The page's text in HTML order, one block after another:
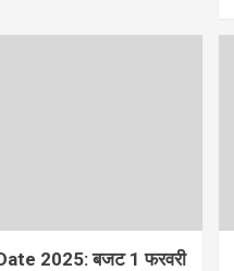
2025: बजट 1 फरवरी